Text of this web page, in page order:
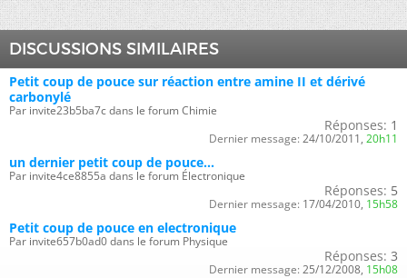
DISCUSSIONS SIMILAIRES
Petit coup de pouce sur réaction entre amine II et dérivé
carbonylé
Par invite23b5ba7c dans le forum Chimie
Réponses: 1
Dernier message: 24/10/2011, 20h11
un dernier petit coup de pouce...
Par invite4ce8855a dans le forum Électronique
Réponses: 5
Dernier message: 17/04/2010, 15h58
Petit coup de pouce en electronique
Par invite657b0ad0 dans le forum Physique
Réponses: 3
Dernier message: 25/12/2008, 15h08